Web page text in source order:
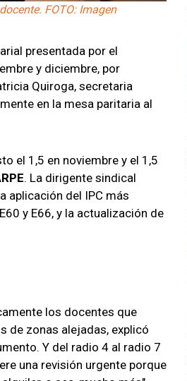
FOTO: Imagen
presentada por el
y diciembre, por
Quiroga, secretaria
en la mesa paritaria al
el 1,5 en noviembre y el 1,5
. La dirigente sindical
aplicación del IPC más
y E66, y la actualización de
los docentes que
de zonas alejadas, explicó
Y del radio 4 al radio 7
una revisión urgente porque